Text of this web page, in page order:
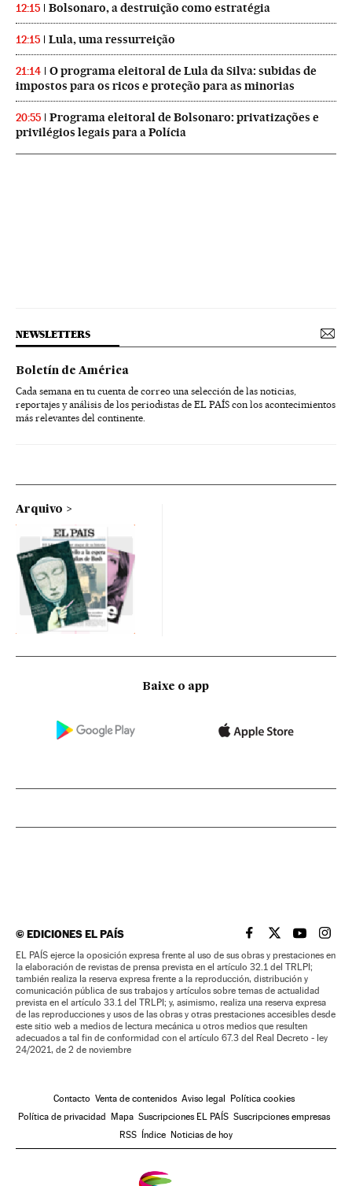
12:15 Bolsonaro, a destruição como estratégia
12:15 Lula, uma ressurreição
21:14
O programa eleitoral de Lula da Silva: subidas de
impostos para os ricos e proteção para as minorias
20:55
Programa eleitoral de Bolsonaro: privatizações e
privilégios legais para a Polícia
NEWSLETTERS
Boletín de América
Cada semana en tu cuenta de correo una selección de las noticias,
reportajes y análisis de los periodistas de EL PAÍS con los acontecimientos
más relevantes del continente.
Arquivo
Baixe o app
©EDICIONES EL PAÍS EL PAÍS BRASIL EN
EL PAÍSEL PAÍS
EL
EL PAÍS ejerce la oposición expresa frente al uso de sus obras y prestaciones en
la elaboración de revistas de prensa prevista en el artículo 32.1 del TRLPI;
también realiza la reserva expresa frente a la reproducción, distribución y
comunicación pública de sus trabajos y artículos sobre temas de actualidad
prevista en el artículo 33.1 del TRLPI; y, asimismo, realiza una reserva expresa
de las reproducciones y usos de las obras y otras prestaciones accesibles desde
este sitio web a medios de lectura mecánica u otros medios que resulten
adecuados a tal fin de conformidad con el artículo 67.3 del Real Decreto - ley
24/2021, de 2 de noviembre
Contacto Venta de contenidos Aviso legal Política cookies
Política de privacidad Mapa Suscripciones EL PAÍS Suscripciones empresas
RSS Índice Noticias de hoy